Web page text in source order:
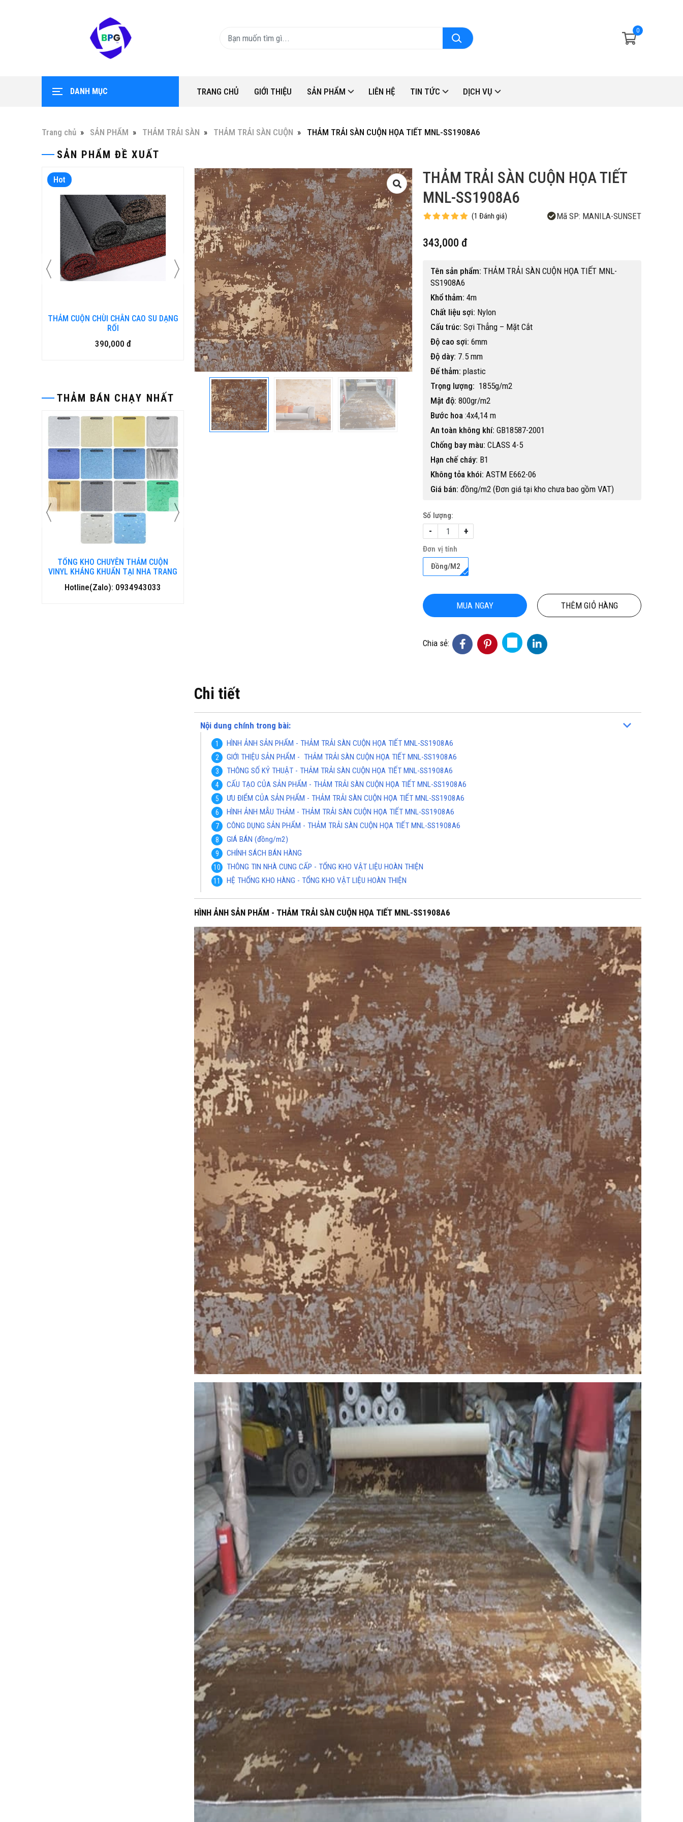
0
DANH MỤC TRANG CHỦ GIỚI THIỆU SẢN PHẨM LIÊN HỆ TIN TỨC DỊCH VỤ
Trang chủ SẢN PHẨM THẢM TRẢI SÀN THẢM TRẢI SÀN CUỘN THẢM TRẢI SÀN CUỘN HỌA TIẾT MNL-SS1908A6
SẢN PHẨM ĐỀ XUẤT
Hot
THẢM CUỘN CHÙI CHÂN CAO SU DẠNG
RỐI
390,000 đ
Hot
Bàn ghế gỗ nhựa ngoài trời BP-456
15,500,000 đ
THẢM BÁN CHẠY NHẤT
TỔNG KHO CHUYÊN THẢM CUỘN
VINYL KHÁNG KHUẨN TẠI NHA TRANG
Hotline(Zalo): 0934943033
TỔNG KHO CHUYÊN THẢM CUỘN
VINYL KHÁNG KHUẨN TẠI HÀ NỘI
THẢM TRẢI SÀN CUỘN HỌA TIẾT
MNL-SS1908A6
(1 Đánh giá) Mã SP: MANILA-SUNSET
343,000 đ
Tên sản phẩm: THẢM TRẢI SÀN CUỘN HỌA TIẾT MNL-
SS1908A6
Khổ thảm: 4m
Chất liệu sợi: Nylon
Cấu trúc: Sợi Thẳng – Mặt Cắt
Độ cao sợi: 6mm
Độ dày: 7.5 mm
Đế thảm: plastic
Trọng lượng: 1855g/m2
Mật độ: 800gr/m2
Bước hoa :4x4,14 m
An toàn không khí: GB18587-2001
Chống bay màu: CLASS 4-5
Hạn chế cháy: B1
Không tỏa khói: ASTM E662-06
Giá bán: đồng/m2 (Đơn giá tại kho chưa bao gồm VAT)
Số lượng:
- +
Đơn vị tính
Đồng/M2
MUA NGAY THÊM GIỎ HÀNG
Chia sẻ:
Chi tiết
Nội dung chính trong bài:
HÌNH ẢNH SẢN PHẨM - THẢM TRẢI SÀN CUỘN HỌA TIẾT MNL-SS1908A6
GIỚI THIỆU SẢN PHẨM - THẢM TRẢI SÀN CUỘN HỌA TIẾT MNL-SS1908A6
THÔNG SỐ KỶ THUẬT - THẢM TRẢI SÀN CUỘN HỌA TIẾT MNL-SS1908A6
CẤU TẠO CỦA SẢN PHẨM - THẢM TRẢI SÀN CUỘN HỌA TIẾT MNL-SS1908A6
ƯU ĐIỂM CỦA SẢN PHẨM - THẢM TRẢI SÀN CUỘN HỌA TIẾT MNL-SS1908A6
HÌNH ẢNH MẪU THẢM - THẢM TRẢI SÀN CUỘN HỌA TIẾT MNL-SS1908A6
CÔNG DỤNG SẢN PHẨM - THẢM TRẢI SÀN CUỘN HỌA TIẾT MNL-SS1908A6
GIÁ BÁN (đồng/m2)
CHÍNH SÁCH BÁN HÀNG
THÔNG TIN NHÀ CUNG CẤP - TỔNG KHO VẬT LIỆU HOÀN THIỆN
HỆ THỐNG KHO HÀNG - TỔNG KHO VẬT LIỆU HOÀN THIỆN
HÌNH ẢNH SẢN PHẨM - THẢM TRẢI SÀN CUỘN HỌA TIẾT MNL-SS1908A6